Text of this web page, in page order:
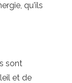
qu'ils
sont
et de